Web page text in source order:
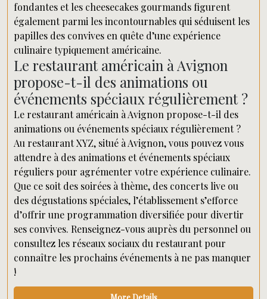
fondantes et les cheesecakes gourmands figurent
également parmi les incontournables qui séduisent les
papilles des convives en quête d’une expérience
culinaire typiquement américaine.
Le restaurant américain à Avignon
propose-t-il des animations ou
événements spéciaux régulièrement ?
Le restaurant américain à Avignon propose-t-il des
animations ou événements spéciaux régulièrement ?
Au restaurant XYZ, situé à Avignon, vous pouvez vous
attendre à des animations et événements spéciaux
réguliers pour agrémenter votre expérience culinaire.
Que ce soit des soirées à thème, des concerts live ou
des dégustations spéciales, l’établissement s’efforce
d’offrir une programmation diversifiée pour divertir
ses convives. Renseignez-vous auprès du personnel ou
consultez les réseaux sociaux du restaurant pour
connaître les prochains événements à ne pas manquer
!